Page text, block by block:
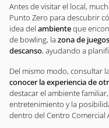
Antes de visitar el local,
Punto Zero para descubrir
idea del ambienteque
de bowling, la zona de juegos
descanso, ayudando a
Del mismo modo, consultar
conocer la experiencia de
destacar el ambiente
entretenimiento y la
dentro del Centro Comercial